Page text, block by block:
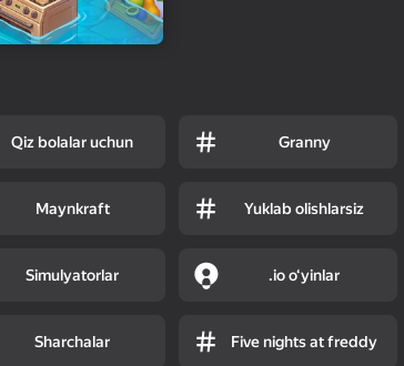
Qiz bolalar uchun Granny
Maynkraft Yuklab olishlarsiz
Simulyatorlar .io o‘yinlar
Sharchalar Five nights at freddy